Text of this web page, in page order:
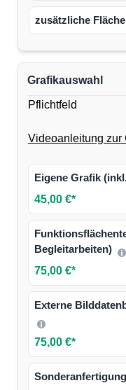
zusätzliche
Grafikauswahl
Pflichtfeld
Videoanleitung zur
Eigene Grafik
45,00 €*
Begleitarbeiten)
75,00 €*
Externe
75,00 €*